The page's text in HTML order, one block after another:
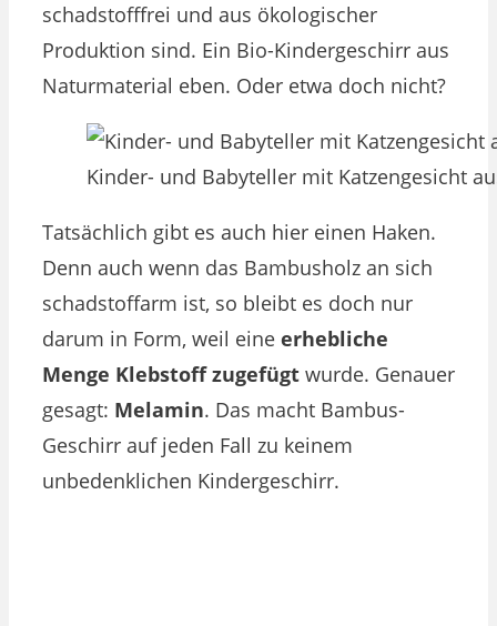
schadstofffrei und aus ökologischer
Produktion sind. Ein Bio-Kindergeschirr aus
Naturmaterial eben. Oder etwa doch nicht?
Kinder- und Babyteller mit Katzengesicht
Tatsächlich gibt es auch hier einen Haken.
Denn auch wenn das Bambusholz an sich
schadstoffarm ist, so bleibt es doch nur
darum in Form, weil eine erhebliche
Menge Klebstoff zugefügt wurde. Genauer
gesagt: Melamin. Das macht Bambus-
Geschirr auf jeden Fall zu keinem
unbedenklichen Kindergeschirr.